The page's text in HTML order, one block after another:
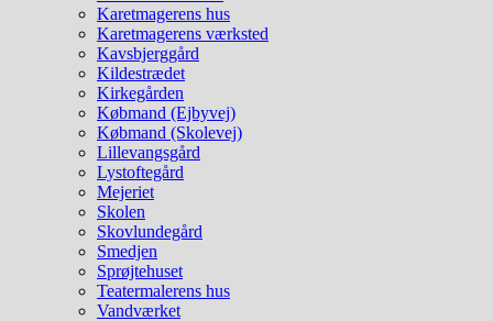
Karetmagerens hus
Karetmagerens værksted
Kavsbjerggård
Kildestrædet
Kirkegården
Købmand (Ejbyvej)
Købmand (Skolevej)
Lillevangsgård
Lystoftegård
Mejeriet
Skolen
Skovlundegård
Smedjen
Sprøjtehuset
Teatermalerens hus
Vandværket